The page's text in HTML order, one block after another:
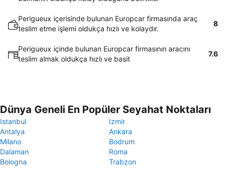
Perigueux içerisinde bulunan Europcar firmasında araç
teslim etme işlemi oldukça hızlı ve kolaydır.
8
Perigueux içinde bulunan Europcar firmasının aracını
teslim almak oldukça hızlı ve basit
7.6
Dünya Geneli En Popüler Seyahat Noktaları
Istanbul
Izmir
Antalya
Ankara
Milano
Bodrum
Dalaman
Roma
Bologna
Trabzon